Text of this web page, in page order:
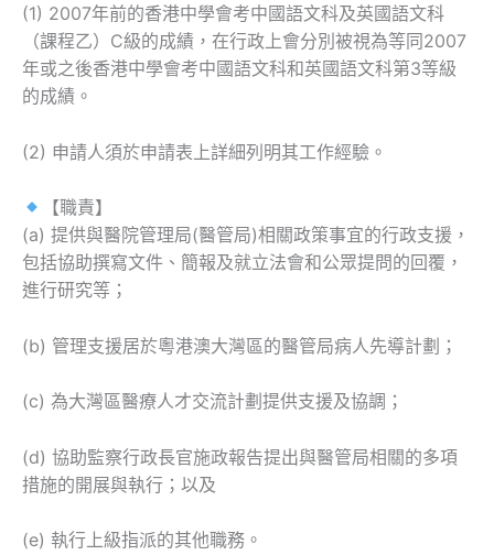
(1) 2007年前的香港中學會考中國語文科及英國語文科
（課程乙）C級的成績，在行政上會分別被視為等同2007
年或之後香港中學會考中國語文科和英國語文科第3等級
的成績。
(2) 申請人須於申請表上詳細列明其工作經驗。
【職責】
(a) 提供與醫院管理局(醫管局)相關政策事宜的行政支援，
包括協助撰寫文件、簡報及就立法會和公眾提問的回覆，
進行研究等；
(b) 管理支援居於粵港澳大灣區的醫管局病人先導計劃；
(c) 為大灣區醫療人才交流計劃提供支援及協調；
(d) 協助監察行政長官施政報告提出與醫管局相關的多項
措施的開展與執行；以及
(e) 執行上級指派的其他職務。